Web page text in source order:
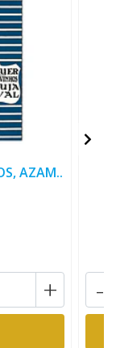
AZAM..
+ -